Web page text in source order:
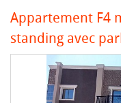
Appartement F4
standing avec